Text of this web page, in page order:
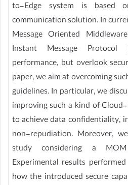
to-Edge system is based
communication solution. In
Message Oriented
Instant Message Protocol
performance, but overlook
paper, we aim at overcoming
guidelines. In particular, we
improving such a kind of
to achieve data confidentiality,
non-repudiation. Moreover,
study considering a
Experimental results
how the introduced secure